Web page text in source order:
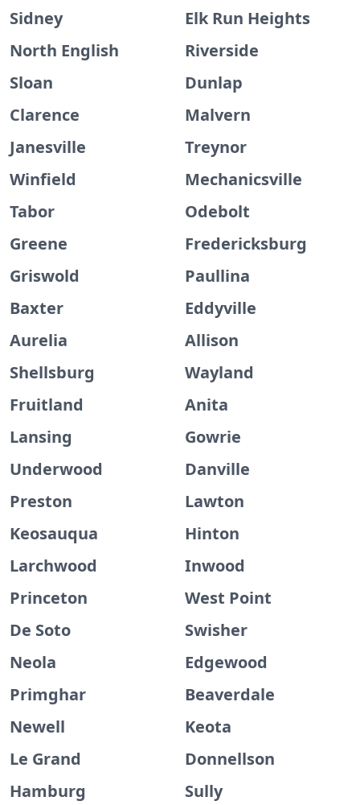
Sidney
Elk Run Heights
North English
Riverside
Sloan
Dunlap
Clarence
Malvern
Janesville
Treynor
Winfield
Mechanicsville
Tabor
Odebolt
Greene
Fredericksburg
Griswold
Paullina
Baxter
Eddyville
Aurelia
Allison
Shellsburg
Wayland
Fruitland
Anita
Lansing
Gowrie
Underwood
Danville
Preston
Lawton
Keosauqua
Hinton
Larchwood
Inwood
Princeton
West Point
De Soto
Swisher
Neola
Edgewood
Primghar
Beaverdale
Newell
Keota
Le Grand
Donnellson
Hamburg
Sully